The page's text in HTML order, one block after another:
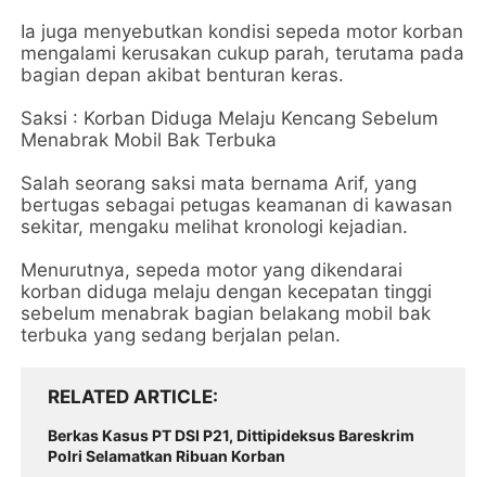
Ia juga menyebutkan kondisi sepeda motor korban
mengalami kerusakan cukup parah, terutama pada
bagian depan akibat benturan keras.
Saksi : Korban Diduga Melaju Kencang Sebelum
Menabrak Mobil Bak Terbuka
Salah seorang saksi mata bernama Arif, yang
bertugas sebagai petugas keamanan di kawasan
sekitar, mengaku melihat kronologi kejadian.
Menurutnya, sepeda motor yang dikendarai
korban diduga melaju dengan kecepatan tinggi
sebelum menabrak bagian belakang mobil bak
terbuka yang sedang berjalan pelan.
RELATED ARTICLE
Berkas Kasus PT DSI P21, Dittipideksus Bareskrim
Polri Selamatkan Ribuan Korban